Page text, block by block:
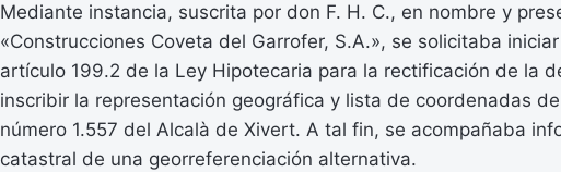
Mediante instancia, suscrita por don F. H. C., en nombre y
«Construcciones Coveta del Garrofer, S.A.», se solicitaba
artículo 199.2 de la Ley Hipotecaria para la rectificación de la
inscribir la representación geográfica y lista de coordenadas
número 1.557 del Alcalà de Xivert. A tal fin, se acompañaba
catastral de una georreferenciación alternativa.